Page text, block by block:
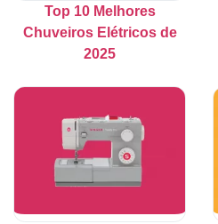
Top 10 Melhores
Chuveiros Elétricos de
2025